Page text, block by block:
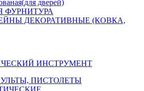
дверей)
ФУРНИТУРА
ДЕКОРАТИВНЫЕ (КОВКА,
ИНСТРУМЕНТ
ПИСТОЛЕТЫ